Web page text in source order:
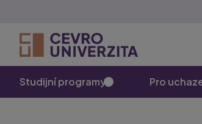
Studijní programy Pro